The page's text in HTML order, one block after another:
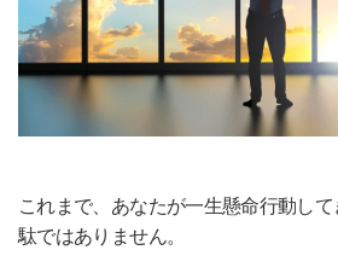
これまで、あなたが一生懸命行動し
駄ではありません。